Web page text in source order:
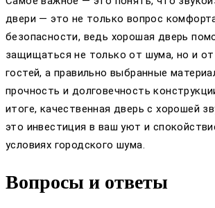
двери — это не только вопрос
безопасности, ведь хорошая дверь
защищаться не только от шума, но и
гостей, а правильно выбранные
прочность и долговечность
итоге, качественная дверь с хорошей
это инвестиция в ваш уют и
условиях городского шума.
Вопросы и ответы